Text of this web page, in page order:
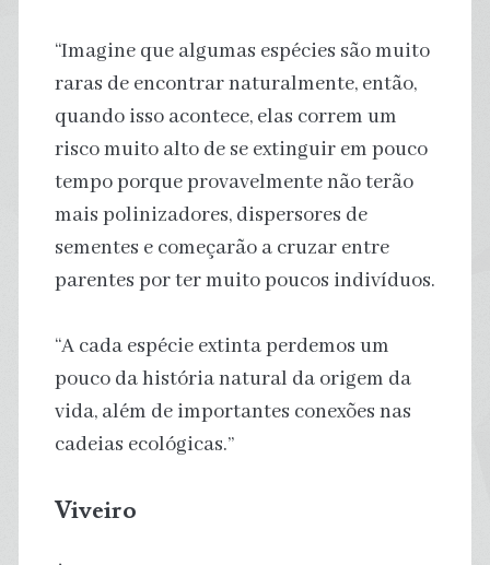
“Imagine que algumas espécies são muito
raras de encontrar naturalmente, então,
quando isso acontece, elas correm um
risco muito alto de se extinguir em pouco
tempo porque provavelmente não terão
mais polinizadores, dispersores de
sementes e começarão a cruzar entre
parentes por ter muito poucos indivíduos.
“A cada espécie extinta perdemos um
pouco da história natural da origem da
vida, além de importantes conexões nas
cadeias ecológicas.”
Viveiro